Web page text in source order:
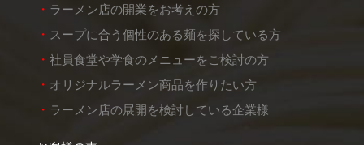
ラーメン店の開業をお考えの方
スープに合う個性のある麺を探している方
社員食堂や学食のメニューをご検討の方
オリジナルラーメン商品を作りたい方
ラーメン店の展開を検討している企業様